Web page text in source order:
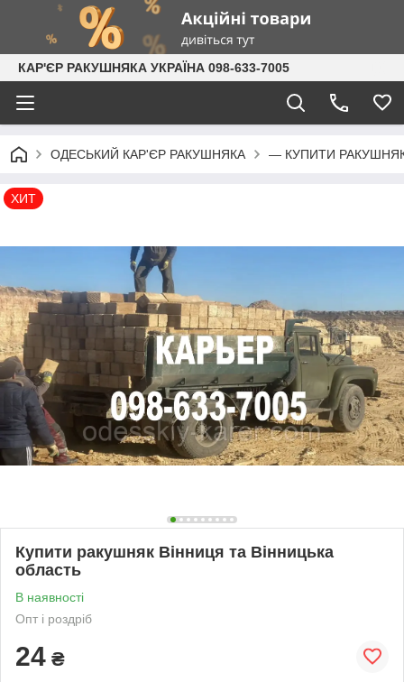
КАР'ЄР РАКУШНЯКА УКРАЇНА 098-633-7005
ОДЕСЬКИЙ КАР'ЄР РАКУШНЯКА — КУПИТИ
ХИТ
Купити ракушняк Вінниця та Вінницька
область
В наявності
Опт і роздріб
24 ₴